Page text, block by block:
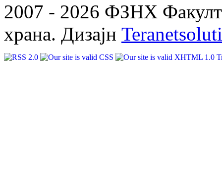
2007 - 2026 ФЗНХ
храна. Дизајн